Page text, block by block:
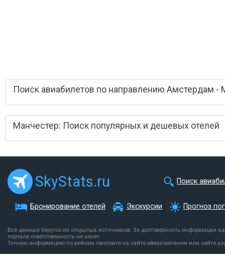
Поиск авиабилетов по направлению Амстердам -
Манчестер: Поиск популярных и дешевых отелей
SkyStats.ru Поиск
Бронирование отелей Экскурсии Прогноз
Все данные берутся из открытых источников. За достоверность информации
портала ответственность не несет.
Точную информацию по рейсам смотрите на сайте авиакомпании или сайте